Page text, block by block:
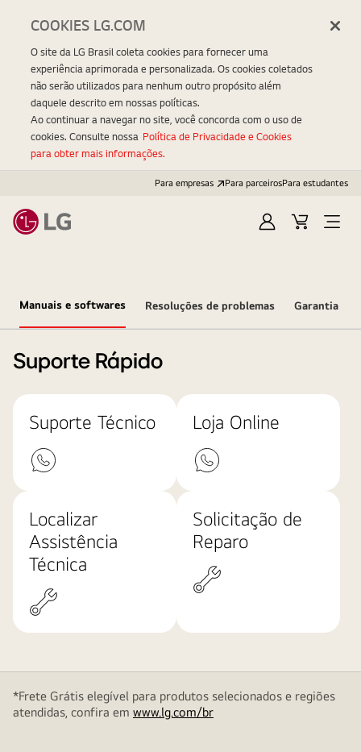
Para empresas Para parceirosPara estudantes
EntrarCarrinhoOpen
Manuais e softwares Resoluções de problemas Garantia
Suporte Rápido
Suporte Técnico Loja Online
Localizar
Assistência
Técnica
Solicitação de
Reparo
*Frete Grátis elegível para produtos selecionados e regiões
atendidas, confira em www.lg.com/br
COOKIES LG.COM
O site da LG Brasil coleta cookies para fornecer uma
experiência aprimorada e personalizada. Os cookies coletados
não serão utilizados para nenhum outro propósito além
daquele descrito em nossas políticas.
Ao continuar a navegar no site, você concorda com o uso de
cookies. Consulte nossa Política de Privacidade e Cookies
para obter mais informações.